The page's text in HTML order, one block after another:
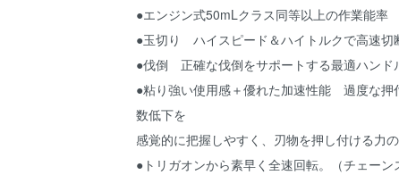
●エンジン式50mLクラス同等以上の作業能率
●玉切り ハイスピード＆ハイトルクで高速切
●伐倒 正確な伐倒をサポートする最適ハンド
●粘り強い使用感＋優れた加速性能 過度な押
数低下を
感覚的に把握しやすく、刃物を押し付ける力
●トリガオンから素早く全速回転。（チェー